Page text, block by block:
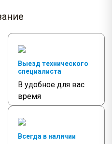
Выезд технического
специалиста
В удобное для вас
время
Всегда в наличии